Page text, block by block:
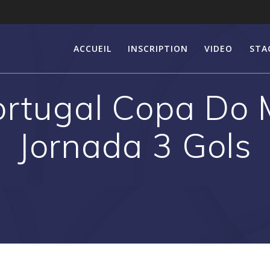
ACCUEIL INSCRIPTION VIDEO
Copa Do
Jornada 3 Gols